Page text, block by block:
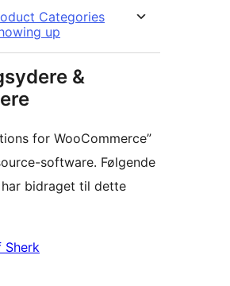
Categories
up
&
for WooCommerce”
software. Følgende
bidraget til dette
Sherk